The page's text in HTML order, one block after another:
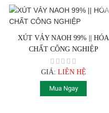
XÚT VẢY NAOH 99% || HÓA
CHẤT CÔNG NGHIỆP
GIÁ: LIÊN HỆ
Mua Ngay